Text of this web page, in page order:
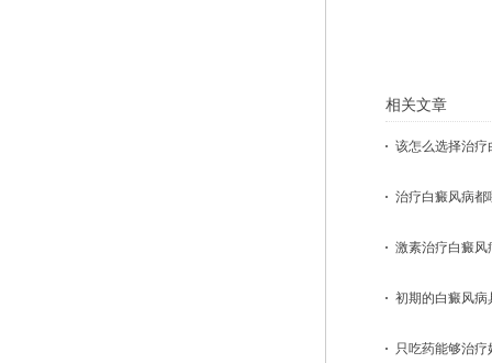
相关文章
该怎么选择治疗
治疗白癜风病都
激素治疗白癜风
初期的白癜风病
只吃药能够治疗